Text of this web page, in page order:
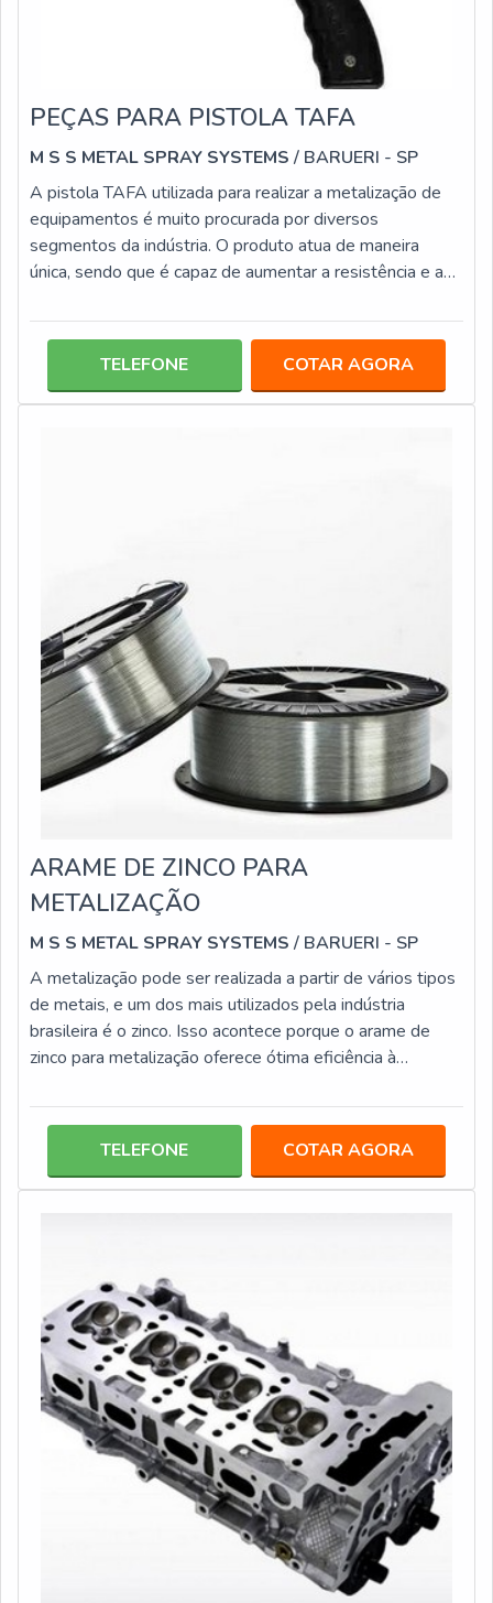
PEÇAS PARA PISTOLA TAFA
M S S METAL SPRAY SYSTEMS / BARUERI - SP
A pistola TAFA utilizada para realizar a metalização de
equipamentos é muito procurada por diversos
segmentos da indústria. O produto atua de maneira
única, sendo que é capaz de aumentar a resistência e a
a riscos de corrosão e deterioração.Para realizar a
empresa especializada em peças para pistola TAFA. As
peças variam muito de modelo para modelo, por isso é
TELEFONE COTAR AGORA
ARAME DE ZINCO PARA
METALIZAÇÃO
M S S METAL SPRAY SYSTEMS / BARUERI - SP
A metalização pode ser realizada a partir de vários tipos
de metais, e um dos mais utilizados pela indústria
brasileira é o zinco. Isso acontece porque o arame de
zinco para metalização oferece ótima eficiência à
intenção é a realizar a metalização.Esse tipo de processo
necessita de grandes técnicas e da forma correta de
aplicação. Além disso, as substâncias utilizadas
TELEFONE COTAR AGORA